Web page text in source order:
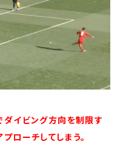
ダイビング方向を制限す
ローチしてしまう。